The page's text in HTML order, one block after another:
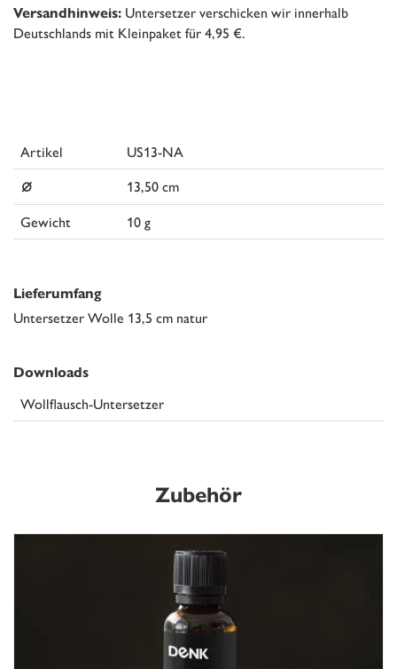
Versandhinweis: Untersetzer verschicken wir innerhalb
Deutschlands mit Kleinpaket für 4,95 €.
Artikel US13-NA
⌀
13,50 cm
Gewicht
10 g
Lieferumfang
Untersetzer Wolle 13,5 cm natur
Downloads
Wollflausch-Untersetzer
Zubehör